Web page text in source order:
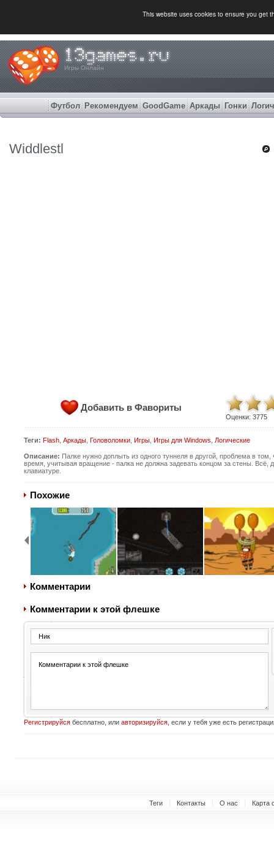
This website uses cookies to ensure you get
Игры Онлайн
Футбол Рекомендуем GoodGame Аркады Гонки
Widdlestl
Добавить в Фавориты
Оценки: 3775
Теги: Flash, Аркады, Головоломки, Игры, Игры для Windows Логические
Описание: Палке нужно доплыть из одного туннеля в другой, проблема в
время, учитывая вращение - палка не должна задевать концом за стены.
клавиатуре.
Похожие
Комментарии
Комментарии к этой флешке
Регистрируйсябесплатно, или авторизируйся, если у тебя уже есть
Теги Контакты О нас Карта